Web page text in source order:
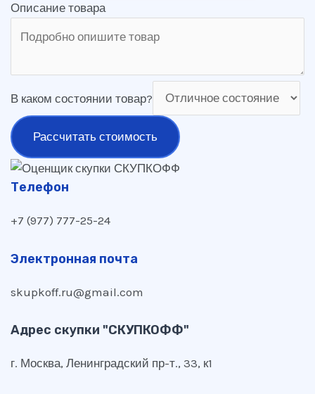
Описание товара
В каком состоянии товар?
Рассчитать стоимость
Телефон
+7 (977) 777-25-24
Электронная почта
skupkoff.ru@gmail.com
Адрес скупки "СКУПКОФФ"
г. Москва, Ленинградский пр-т., 33, к1